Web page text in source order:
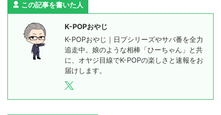
この記事を書いた人
K-POPおやじ
K-POPおやじ｜日プシリーズやサバ番を全力
追走中。娘のような相棒「ひーちゃん」と共
に、オヤジ目線でK-POPの楽しさと速報をお
届けします。